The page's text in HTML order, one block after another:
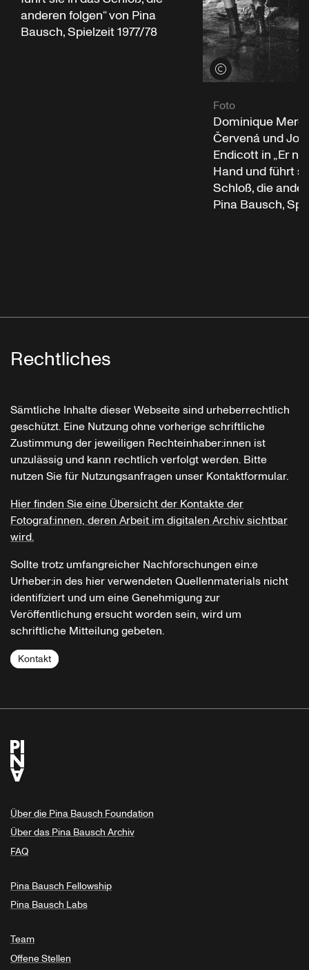
anderen folgen“ von Pina
Bausch, Spielzeit 1977/78
Credits öffnen
Foto
Dominique
Červená und
Endicott in „Er
Hand und führt
Schloß, die
Pina Bausch,
Rechtliches
Sämtliche Inhalte dieser Webseite sind urheberrechtlich
geschützt. Eine Nutzung ohne vorherige schriftliche
Zustimmung der jeweiligen Rechteinhaber:innen ist
unzulässig und kann rechtlich verfolgt werden. Bitte
nutzen Sie für Nutzungsanfragen unser Kontaktformular.
Hier finden Sie eine Übersicht der Kontakte der
Fotograf:innen, deren Arbeit im digitalen Archiv sichtbar
wird.
Sollte trotz umfangreicher Nachforschungen ein:e
Urheber:in des hier verwendeten Quellenmaterials nicht
identifiziert und um eine Genehmigung zur
Veröffentlichung ersucht worden sein, wird um
schriftliche Mitteilung gebeten.
Kontakt
Über die Pina Bausch Foundation
Über das Pina Bausch Archiv
FAQ
Pina Bausch Fellowship
Pina Bausch Labs
Team
Offene Stellen